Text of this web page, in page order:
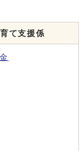
て支援係